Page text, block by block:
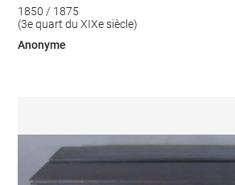
1850 / 1875
(3e quart du XIXe siècle)
Anonyme